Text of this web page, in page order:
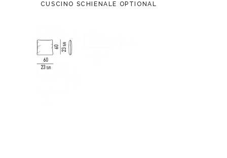
CUSCINO SCHIENALE OPTIONAL